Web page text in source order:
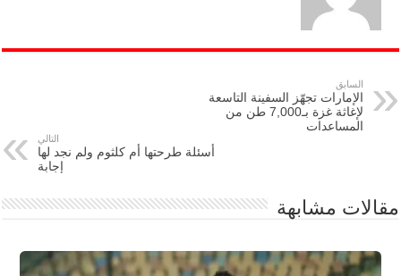
السابق
الإمارات تجهّز السفينة التاسعة
لإغاثة غزة بـ7,000 طن من
المساعدات
التالي
أسئلة طرحتها أم كلثوم ولم نجد لها
إجابة
مقالات مشابهة